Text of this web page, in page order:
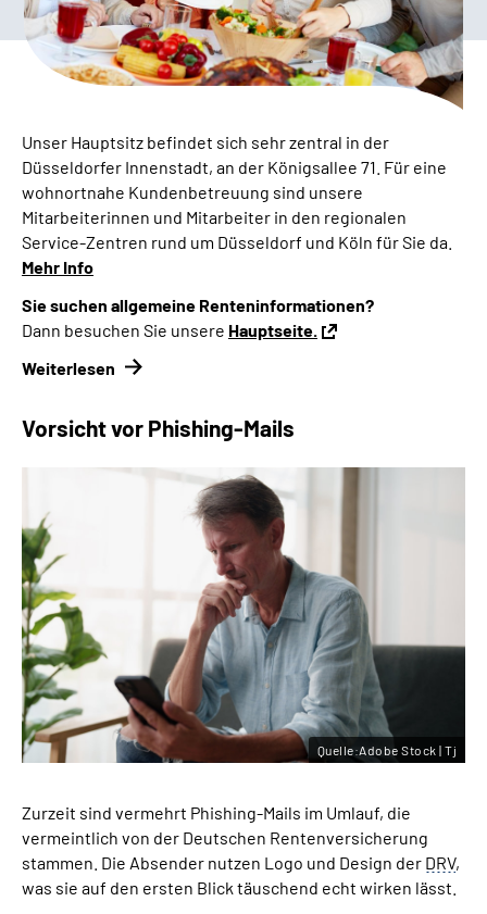
Presse
Inhalte in Gebärdensprache (DGS)
Leichte Sprache
Suche
Unser Hauptsitz befindet sich sehr zentral in der
Düsseldorfer Innenstadt, an der Königsallee 71. Für eine
wohnortnahe Kundenbetreuung sind unsere
Mitarbeiterinnen und Mitarbeiter in den regionalen
Service-Zentren rund um Düsseldorf und Köln für Sie da.
Mehr Info
Sie suchen allgemeine Renteninformationen?
Dann besuchen Sie unsere Hauptseite.
Weiterlesen
Vorsicht vor Phishing-Mails
Zurzeit sind vermehrt Phishing-Mails im Umlauf, die
vermeintlich von der Deutschen Rentenversicherung
stammen. Die Absender nutzen Logo und Design der DRV,
was sie auf den ersten Blick täuschend echt wirken lässt.
Quelle:Adobe Stock | Tj